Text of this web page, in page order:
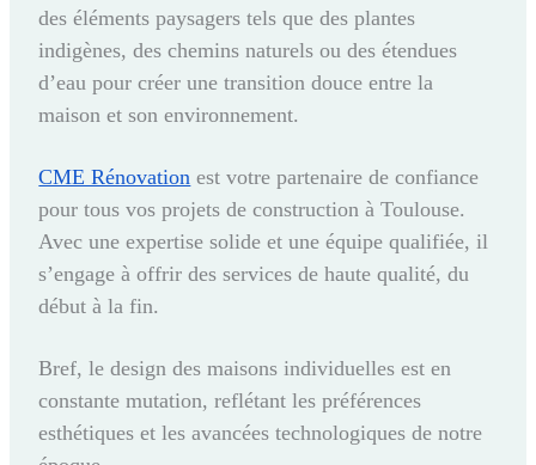
des éléments paysagers tels que des plantes
indigènes, des chemins naturels ou des étendues
d’eau pour créer une transition douce entre la
maison et son environnement.
CME Rénovation est votre partenaire de confiance
pour tous vos projets de construction à Toulouse.
Avec une expertise solide et une équipe qualifiée, il
s’engage à offrir des services de haute qualité, du
début à la fin.
Bref, le design des maisons individuelles est en
constante mutation, reflétant les préférences
esthétiques et les avancées technologiques de notre